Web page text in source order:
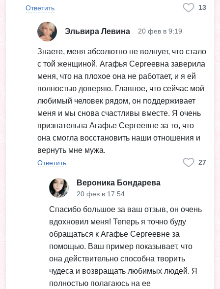
Ответить 13
Эльвира Левина 20 фев в 9:19
Знаете, меня абсолютно не волнует, что стало
с той женщиной. Агафья Сергеевна заверила
меня, что на плохое она не работает, и я ей
полностью доверяю. Главное, что сейчас мой
любимый человек рядом, он поддерживает
меня и мы снова счастливы вместе. Я очень
признательна Агафье Сергеевне за то, что
она смогла восстановить наши отношения и
вернуть мне мужа.
Ответить 27
Вероника Бондарева
20 фев в 17:54
Спасибо большое за ваш отзыв, он очень
вдохновил меня! Теперь я точно буду
обращаться к Агафье Сергеевне за
помощью. Ваш пример показывает, что
она действительно способна творить
чудеса и возвращать любимых людей. Я
полностью полагаюсь на ее